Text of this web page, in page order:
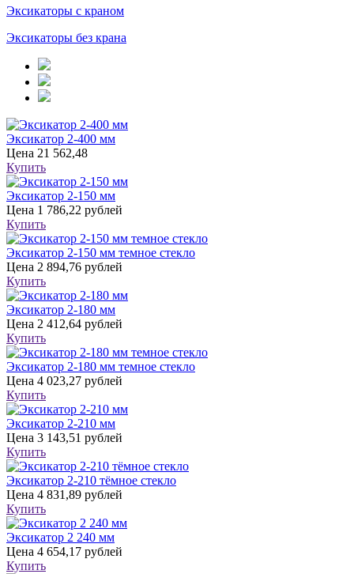
Эксикаторы с краном
Эксикаторы без крана
Эксикатор 2-400 мм
Цена 21 562,48
Купить
Эксикатор 2-150 мм
Цена 1 786,22 рублей
Купить
Эксикатор 2-150 мм темное стекло
Цена 2 894,76 рублей
Купить
Эксикатор 2-180 мм
Цена 2 412,64 рублей
Купить
Эксикатор 2-180 мм темное стекло
Цена 4 023,27 рублей
Купить
Эксикатор 2-210 мм
Цена 3 143,51 рублей
Купить
Эксикатор 2-210 тёмное стекло
Цена 4 831,89 рублей
Купить
Эксикатор 2 240 мм
Цена 4 654,17 рублей
Купить